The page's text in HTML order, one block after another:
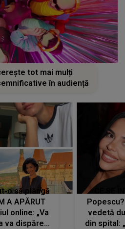
tot mai mulți
în audiență
o să plângă
A APĂRUT
online: „Va
va dispărea,
vedetă
din spital: